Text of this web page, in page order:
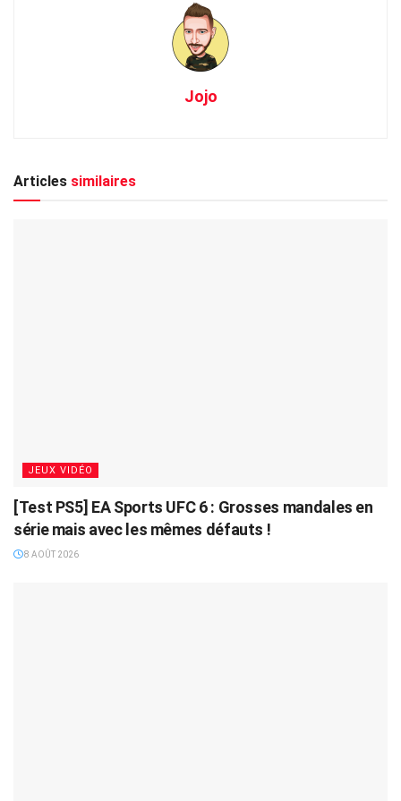
Jojo
Articles similaires
JEUX VIDÉO
[Test PS5] EA Sports UFC 6 : Grosses mandales en
série mais avec les mêmes défauts !
8 AOÛT 2026